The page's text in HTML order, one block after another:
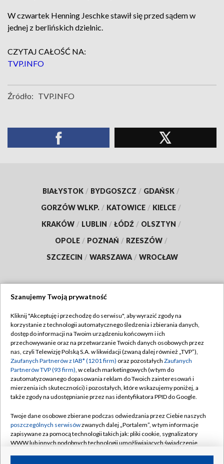
W czwartek Henning Jeschke stawił się przed sądem w
jednej z berlińskich dzielnic.
CZYTAJ CAŁOŚĆ NA:
TVP.INFO
Źródło: TVP.INFO
BIAŁYSTOK / BYDGOSZCZ / GDAŃSK /
GORZÓW WLKP. / KATOWICE / KIELCE /
KRAKÓW / LUBLIN / ŁÓDŹ / OLSZTYN /
OPOLE / POZNAŃ / RZESZÓW /
SZCZECIN / WARSZAWA / WROCŁAW
TVP
Abonament TVP
Emisja w TVP
Centrum informacji TVP
Naziemna Telewizja Cyfrowa
Rada Programowa
System NOS
Informacje o nadawcy
Regulamin TVP
Polityka prywatności
Moje zgody
Pomoc
Kontakt
Kanały
Szanujemy Twoją prywatność
Kliknij "Akceptuję i przechodzę do serwisu", aby wyrazić zgody na
korzystanie z technologii automatycznego śledzenia i zbierania danych,
dostęp do informacji na Twoim urządzeniu końcowym i ich
przechowywanie oraz na przetwarzanie Twoich danych osobowych przez
nas, czyli Telewizję Polską S.A. w likwidacji (zwaną dalej również „TVP”),
Zaufanych Partnerów z IAB* (1201 firm) oraz pozostałych Zaufanych
Partnerów TVP (93 firm), w celach marketingowych (w tym do
zautomatyzowanego dopasowania reklam do Twoich zainteresowań i
mierzenia ich skuteczności) i pozostałych, które wskazujemy poniżej, a
także zgody na udostępnianie przez nas identyfikatora PPID do Google.
Twoje dane osobowe zbierane podczas odwiedzania przez Ciebie naszych
poszczególnych serwisówzwanych dalej „Portalem”, w tym informacje
zapisywane za pomocą technologii takich jak: pliki cookie, sygnalizatory
WWW lub innych podobnych technologii umożliwiających świadczenie